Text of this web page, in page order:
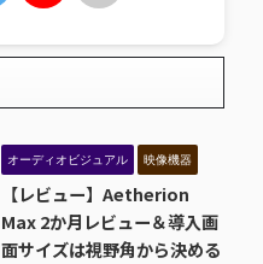
オーディオビジュアル 映像機器
【レビュー】Aetherion
Max 2か月レビュー＆導入画
面サイズは視野角から決める